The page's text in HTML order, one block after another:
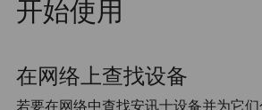
开始使用
在网络上查找设备
若要在网络中查找安讯士设备并为它